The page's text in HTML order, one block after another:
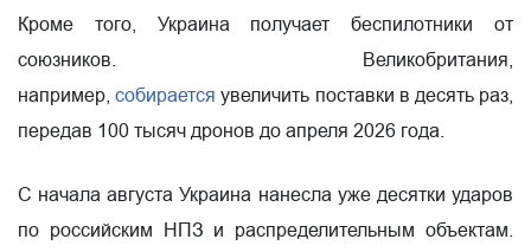
Кроме того, Украина получает беспилотники от
союзников. Великобритания,
например,собирается увеличить поставки в десять раз,
передав 100 тысяч дронов до апреля 2026 года.
С начала августа Украина нанесла уже десятки ударов
по российским НПЗ и распределительным объектам.